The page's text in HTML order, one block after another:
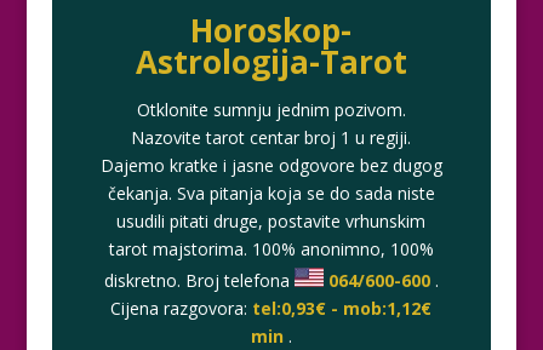
Horoskop-
Astrologija-Tarot
Otklonite sumnju jednim pozivom.
Nazovite tarot centar broj 1 u regiji.
Dajemo kratke i jasne odgovore bez dugog
čekanja. Sva pitanja koja se do sada niste
usudili pitati druge, postavite vrhunskim
tarot majstorima. 100% anonimno, 100%
diskretno. Broj telefona
064/600-600 .
Cijena razgovora: tel:0,93€ - mob:1,12€
min .
LUCIJA / Kod #136
Tarot savjetnik je zauzet
sudbinske karte, anđeoske poruke
Broj tel: 064/600-600
tel:0,93€ - mob:1,12€ min
ELA/ Kod 151
Tarot savjetnik je zauzet